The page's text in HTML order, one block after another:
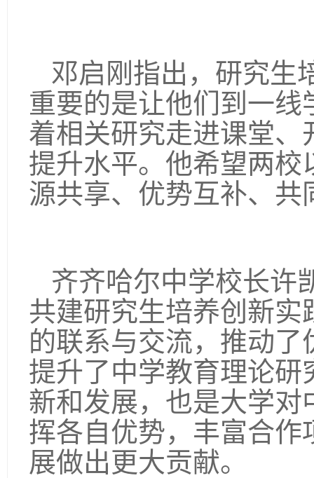
邓启刚指出，研究生
重要的是让他们到一
着相关研究走进课堂
提升水平。他希望两
源共享、优势互补、
齐齐哈尔中学校长许
共建研究生培养创新
的联系与交流，推动
提升了中学教育理论
新和发展，也是大学
挥各自优势，丰富合
展做出更大贡献。